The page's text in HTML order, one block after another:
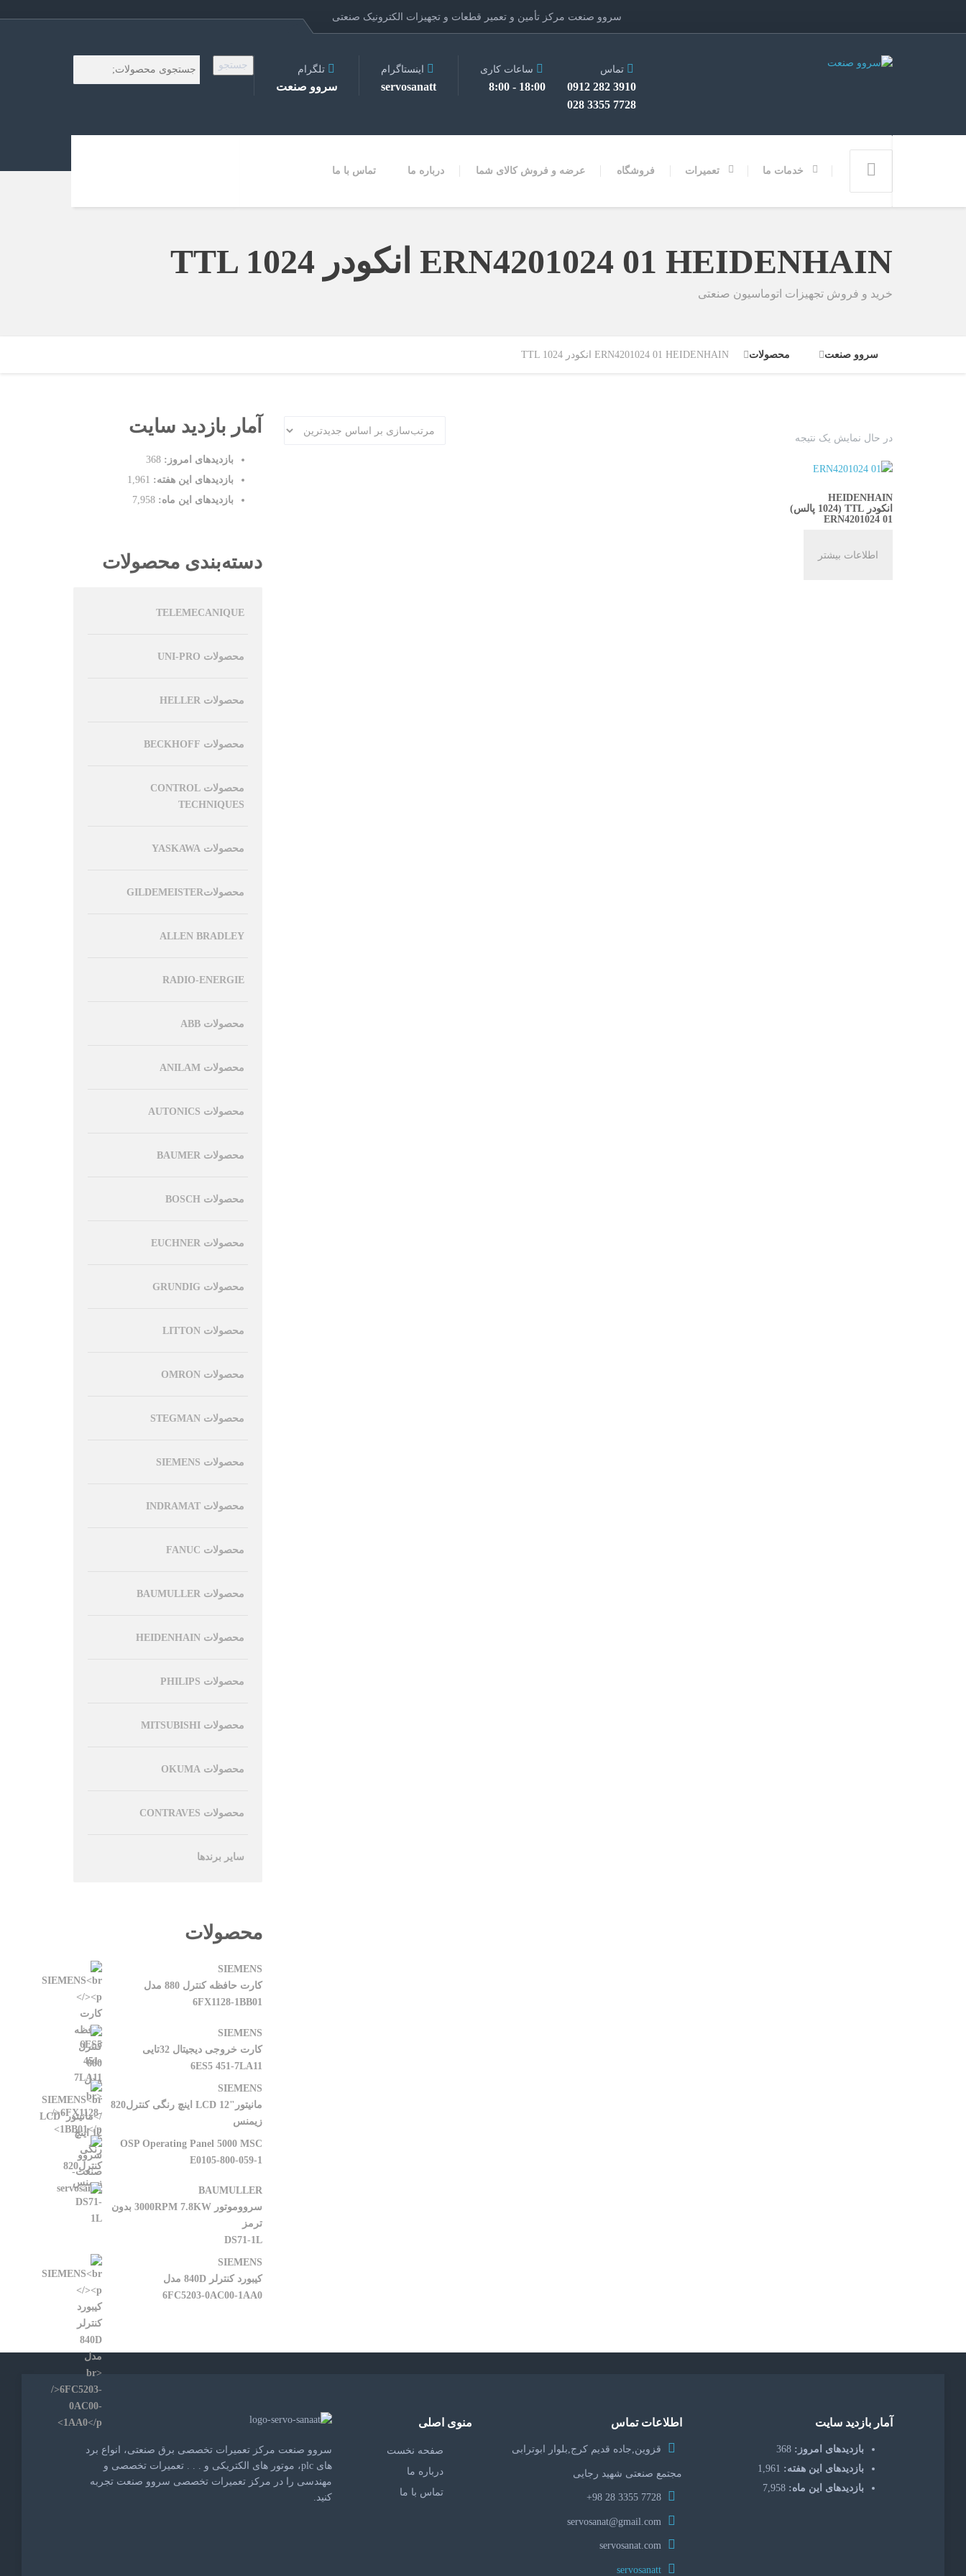
سروو صنعت مرکز تأمین و تعمیر قطعات و تجهیزات الکترونیک صنعتی
خدمات ما تعمیرات فروشگاه عرضه و فروش کالای شما درباره ما تماس با ما
تماس
3910 282 0912
7728 3355 028
ساعات کاری
18:00 - 8:00
اینستاگرام
servosanatt
تلگرام
سروو صنعت
جستجو
ERN4201024 01 HEIDENHAIN انکودر TTL 1024
خرید و فروش تجهیزات اتوماسیون صنعتی
سروو صنعت محصولات ERN4201024 01 HEIDENHAIN انکودر TTL 1024
در حال نمایش یک نتیجه
HEIDENHAIN
انکودر TTL (1024 پالس)
ERN4201024 01
اطلاعات بیشتر
آمار بازدید سایت
بازدیدهای امروز:368
بازدیدهای این هفته: 1,961
بازدیدهای این ماه:7,958
دسته‌بندی محصولات
TELEMECANIQUE
محصولات UNI-PRO
محصولات HELLER
محصولات BECKHOFF
محصولات CONTROL
TECHNIQUES
محصولات YASKAWA
محصولاتGILDEMEISTER
ALLEN BRADLEY
RADIO-ENERGIE
محصولات ABB
محصولات ANILAM
محصولات AUTONICS
محصولات BAUMER
محصولات BOSCH
محصولات EUCHNER
محصولات GRUNDIG
محصولات LITTON
محصولات OMRON
محصولات STEGMAN
محصولات SIEMENS
محصولات INDRAMAT
محصولات FANUC
محصولات BAUMULLER
محصولات HEIDENHAIN
محصولات PHILIPS
محصولات MITSUBISHI
محصولات OKUMA
محصولات CONTRAVES
سایر برندها
محصولات
SIEMENS
کارت حافظه کنترل 880 مدل
6FX1128-1BB01
SIEMENS
کارت خروجی دیجیتال 32تایی
6ES5 451-7LA11
SIEMENS
مانیتور"LCD 12 اینچ رنگی کنترل820
زیمنس
OSP Operating Panel 5000 MSC
E0105-800-059-1
BAUMULLER
سرووموتور 3000RPM 7.8KW بدون
ترمز
DS71-1L
SIEMENS
کیبورد کنترلر 840D مدل
6FC5203-0AC00-1AA0
سروو صنعت مرکز تعمیرات تخصصی برق صنعتی، انواع برد
های plc، موتور های الکتریکی و . . . تعمیرات تخصصی و
مهندسی را در مرکز تعمیرات تخصصی سروو صنعت تجربه
کنید.
منوی اصلی
صفحه نخست
درباره ما
تماس با ما
اطلاعات تماس
قزوین,جاده قدیم کرج,بلوار ابوترابی
مجتمع صنعتی شهید رجایی
آمار بازدید سایت
بازدیدهای امروز:368
بازدیدهای این هفته: 1,961
بازدیدهای این ماه:7,958